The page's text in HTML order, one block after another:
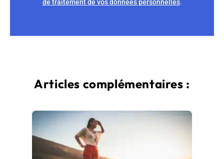
de traitement de vos données personnelles.
Articles complémentaires :